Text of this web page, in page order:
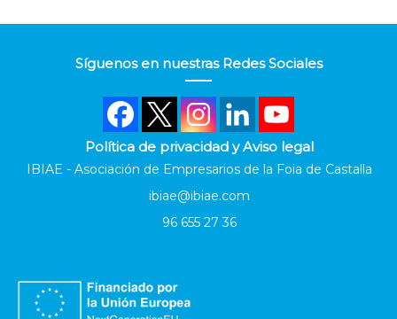
Síguenos en nuestras Redes Sociales
Política de privacidad y Aviso legal
IBIAE - Asociación de Empresarios de la Foia de Castalla
ibiae@ibiae.com
96 655 27 36